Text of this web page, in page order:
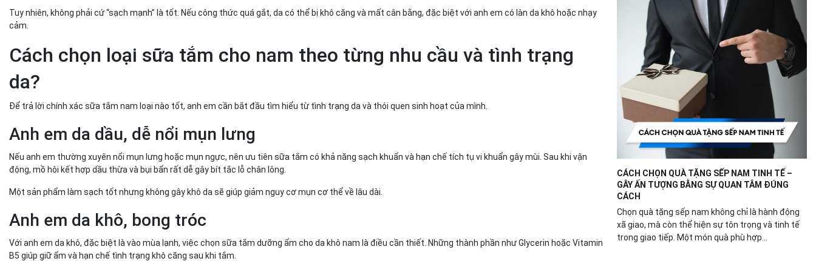
Tuy nhiên, không phải cứ “sạch mạnh” là tốt. Nếu công thức quá gắt, da có thể bị khô căng và mất cân bằng, đặc biệt với anh em có làn da khô hoặc nhạy
cảm.
Cách chọn loại sữa tắm cho nam theo từng nhu cầu và tình trạng
da?
Để trả lời chính xác sữa tắm nam loại nào tốt, anh em cần bắt đầu tìm hiểu từ tình trạng da và thói quen sinh hoạt của mình.
Anh em da dầu, dễ nổi mụn lưng
Nếu anh em thường xuyên nổi mụn lưng hoặc mụn ngực, nên ưu tiên sữa tắm có khả năng sạch khuẩn và hạn chế tích tụ vi khuẩn gây mùi. Sau khi vận
động, mồ hôi kết hợp dầu thừa và bụi bẩn rất dễ gây bít tắc lỗ chân lông.
Một sản phẩm làm sạch tốt nhưng không gây khô da sẽ giúp giảm nguy cơ mụn cơ thể về lâu dài.
Anh em da khô, bong tróc
Với anh em da khô, đặc biệt là vào mùa lạnh, việc chọn sữa tắm dưỡng ẩm cho da khô nam là điều cần thiết. Những thành phần như Glycerin hoặc Vitamin
B5 giúp giữ ẩm và hạn chế tình trạng khô căng sau khi tắm.
CÁCH CHỌN QUÀ TẶNG SẾP NAM TINH TẾ –
GÂY ẤN TƯỢNG BẰNG SỰ QUAN TÂM ĐÚNG
CÁCH
Chọn quà tặng sếp nam không chỉ là hành động
xã giao, mà còn thể hiện sự tôn trọng và tinh tế
trong giao tiếp. Một món quà phù hợp...